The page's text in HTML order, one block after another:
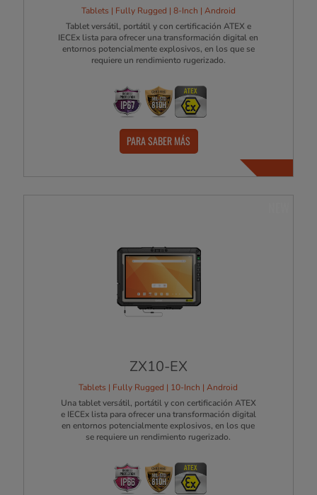
Tablets | Fully Rugged | 8-Inch | Android
Tablet versátil, portátil y con certificación ATEX e
IECEx lista para ofrecer una transformación digital en
entornos potencialmente explosivos, en los que se
requiere un rendimiento rugerizado.
PARA SABER MÁS
ZX10-EX
Tablets | Fully Rugged | 10-Inch | Android
Una tablet versátil, portátil y con certificación ATEX
e IECEx lista para ofrecer una transformación digital
en entornos potencialmente explosivos, en los que
se requiere un rendimiento rugerizado.